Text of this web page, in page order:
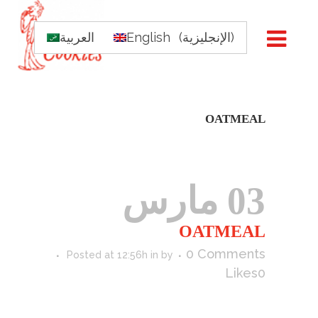
العربية English (الإنجليزية)
OATMEAL
03 مارس
OATMEAL
Posted at 12:56h in by
0 Comments
0
Likes